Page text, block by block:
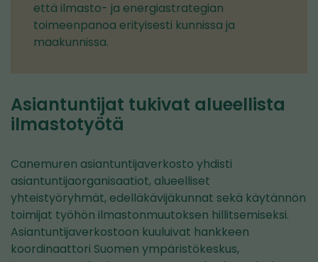
että ilmasto- ja energiastrategian
toimeenpanoa erityisesti kunnissa ja
maakunnissa.
Asiantuntijat tukivat alueellista
ilmastotyötä
Canemuren asiantuntijaverkosto yhdisti
asiantuntijaorganisaatiot, alueelliset
yhteistyöryhmät, edelläkävijäkunnat sekä käytännön
toimijat työhön ilmastonmuutoksen hillitsemiseksi.
Asiantuntijaverkostoon kuuluivat hankkeen
koordinaattori Suomen ympäristökeskus,